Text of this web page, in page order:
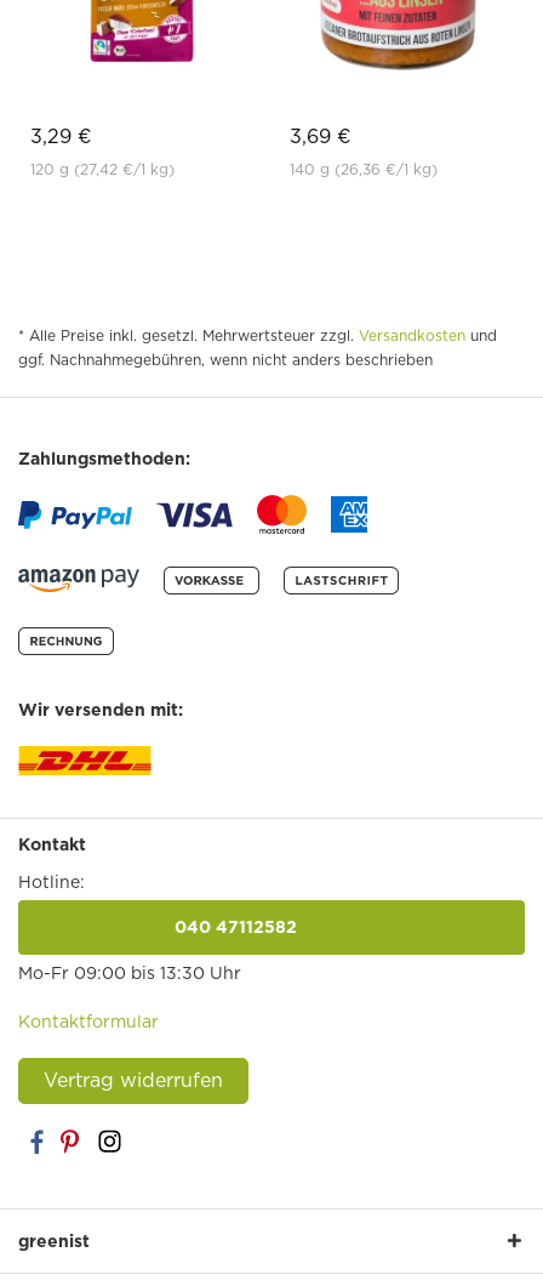
3,29 €
120 g (27,42 €/1 kg)
3,69 €
140 g (26,36 €/1 kg)
* Alle Preise inkl. gesetzl. Mehrwertsteuer zzgl. Versandkosten und
ggf. Nachnahmegebühren, wenn nicht anders beschrieben
Zahlungsmethoden:
Wir versenden mit:
Kontakt
Hotline:
040 47112582
Mo-Fr 09:00 bis 13:30 Uhr
Kontaktformular
Vertrag widerrufen
greenist